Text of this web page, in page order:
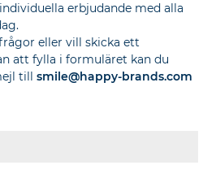
erbjudande med alla
eller vill skicka ett
att fylla i formuläret kan du
till smile@happy-brands.com